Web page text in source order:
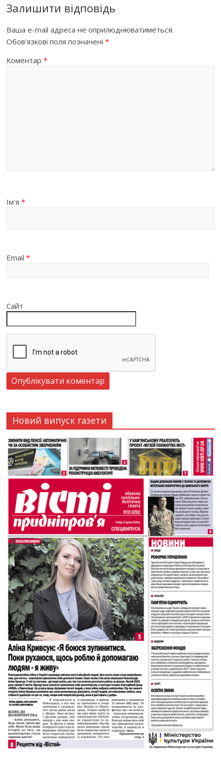
Залишити відповідь
Ваша e-mail адреса не оприлюднюватиметься.
Обов’язкові поля позначені*
Коментар*
Ім'я*
Email*
Сайт
Новий випуск газети